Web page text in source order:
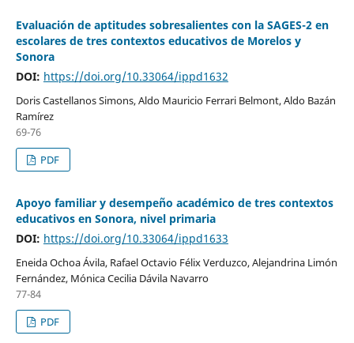
Evaluación de aptitudes sobresalientes con la SAGES-2 en
escolares de tres contextos educativos de Morelos y
Sonora
DOI: https://doi.org/10.33064/ippd1632
Doris Castellanos Simons, Aldo Mauricio Ferrari Belmont, Aldo Bazán
Ramírez
69-76
PDF
Apoyo familiar y desempeño académico de tres contextos
educativos en Sonora, nivel primaria
DOI: https://doi.org/10.33064/ippd1633
Eneida Ochoa Ávila, Rafael Octavio Félix Verduzco, Alejandrina Limón
Fernández, Mónica Cecilia Dávila Navarro
77-84
PDF